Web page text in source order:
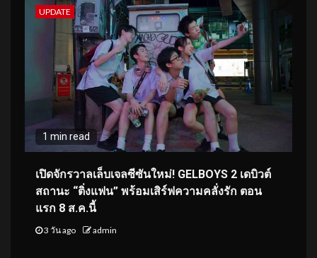
UPDATE
1 min read
เปิดจักรวาลเล็บเจลซีซันใหม่! GELBOYS 2 เดบิวต์
สถานะ “ติ่งแฟน” พร้อมเสิร์ฟความคลั่งรัก ตอน
แรก 8 ส.ค.นี้
3 วัน ago admin